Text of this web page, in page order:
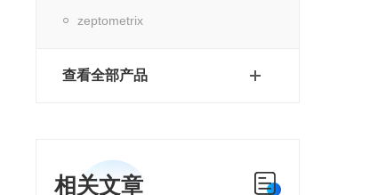
zeptometrix
查看全部产品
相关文章